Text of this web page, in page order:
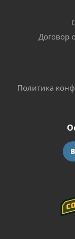
Договор
Политика